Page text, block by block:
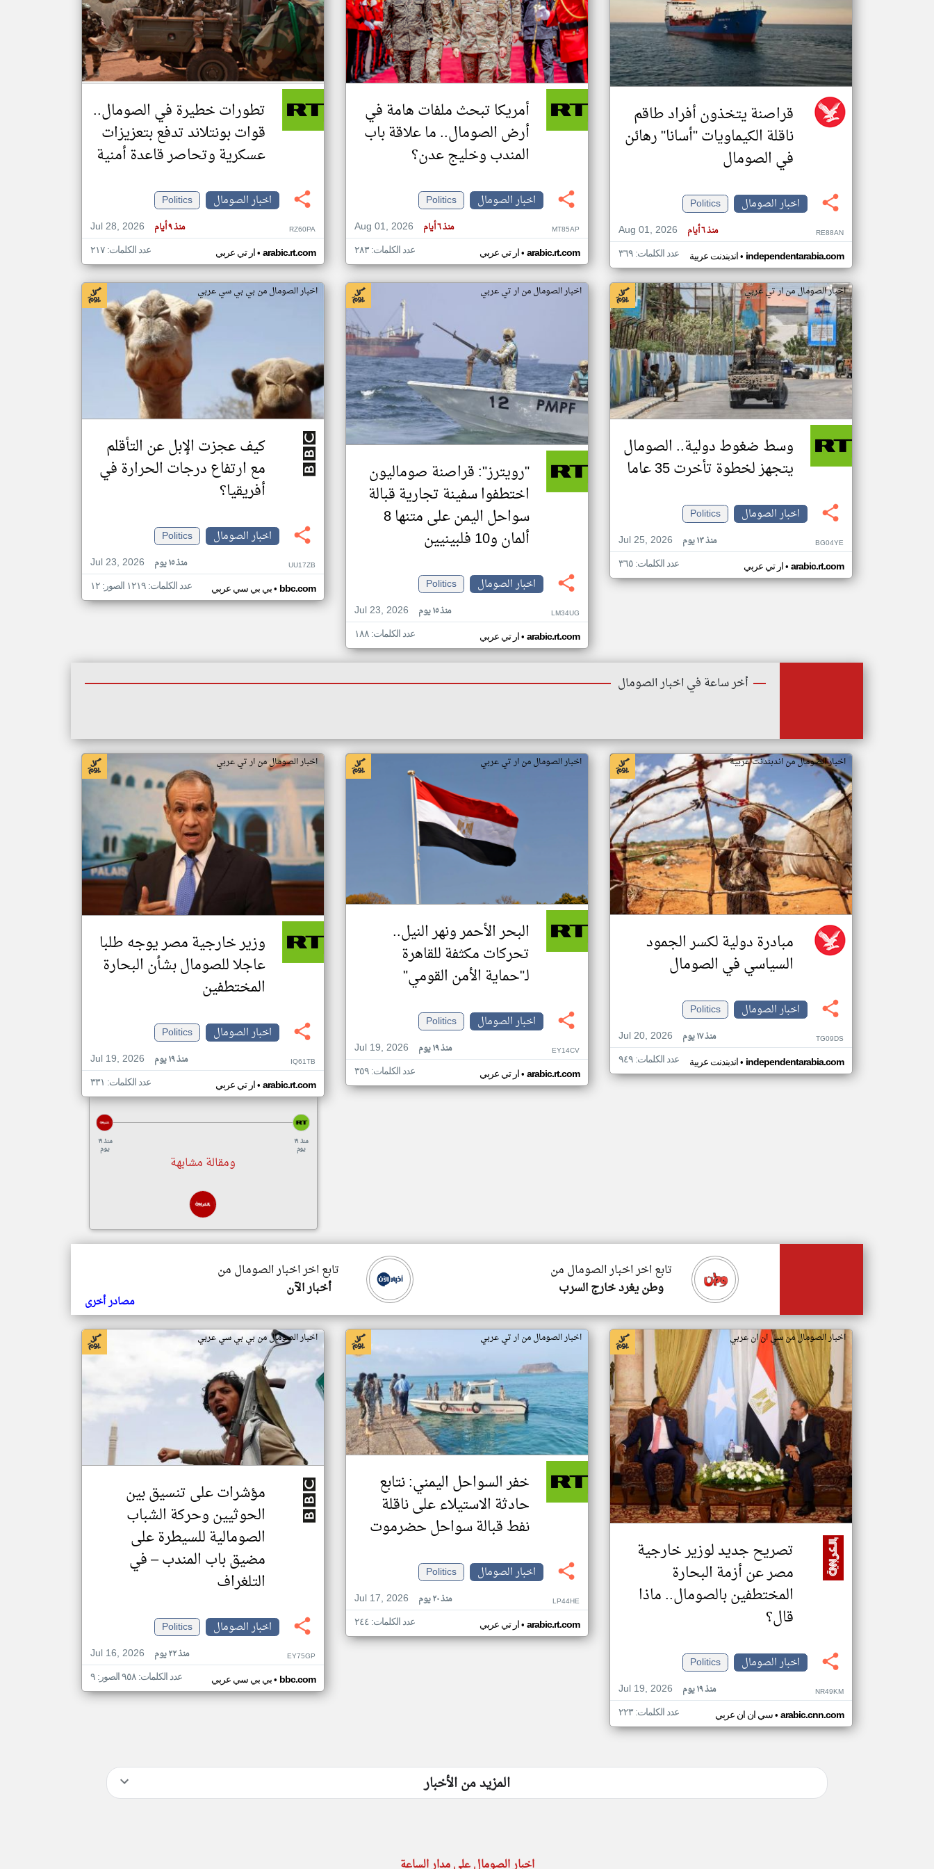
تغيير الدولة
مصادر الأخبار من الصومال
اخبار الصومال على مدار الساعة
أهم اخبار الصومال العاجلة والمباشرة
قراصنة يتخذون أفراد طاقم
ناقلة الكيماويات "أسانا" رهائن
في الصومال
اخبار الصومال
Politics
Aug 01, 2026
منذ ٦ أيام RE88AN
اندبندنت عربية• independentarabia.com عدد الكلمات: ٣٦٩
أمريكا تبحث ملفات هامة في
أرض الصومال.. ما علاقة باب
المندب وخليج عدن؟
اخبار الصومال
Politics
Aug 01, 2026
منذ ٦ أيام MT85AP
ار تي عربي• arabic.rt.com عدد الكلمات: ٢٨٣
تطورات خطيرة في الصومال..
قوات بونتلاند تدفع بتعزيزات
عسكرية وتحاصر قاعدة أمنية
اخبار الصومال
Politics
Jul 28, 2026
منذ ٩ أيام RZ60PA
ار تي عربي• arabic.rt.com عدد الكلمات: ٢١٧
اخبار الصومال من ار تي عربي
وسط ضغوط دولية.. الصومال
يتجهز لخطوة تأخرت 35 عاما
اخبار الصومال
Politics
Jul 25, 2026
منذ ١٣ يوم BG04YE
ار تي عربي• arabic.rt.com عدد الكلمات: ٣٦٥
اخبار الصومال من ار تي عربي
"رويترز": قراصنة صوماليون
اختطفوا سفينة تجارية قبالة
سواحل اليمن على متنها 8
ألمان و10 فلبينيين
اخبار الصومال
Politics
Jul 23, 2026
منذ ١٥ يوم LM34UG
ار تي عربي• arabic.rt.com عدد الكلمات: ١٨٨
اخبار الصومال من بي بي سي عربي
كيف عجزت الإبل عن التأقلم
مع ارتفاع درجات الحرارة في
أفريقيا؟
اخبار الصومال
Politics
Jul 23, 2026
منذ ١٥ يوم UU17ZB
بي بي سي عربي• bbc.com عدد الكلمات: ١٢١٩ الصور: ١٢
أخر ساعة في اخبار الصومال
اخبار الصومال من اندبندنت عربية
مبادرة دولية لكسر الجمود
السياسي في الصومال
اخبار الصومال
Politics
Jul 20, 2026
منذ ١٧ يوم TG09DS
اندبندنت عربية• independentarabia.com عدد الكلمات: ٩٤٩
اخبار الصومال من ار تي عربي
البحر الأحمر ونهر النيل..
تحركات مكثفة للقاهرة
لـ"حماية الأمن القومي"
اخبار الصومال
Politics
Jul 19, 2026
منذ ١٩ يوم EY14CV
ار تي عربي• arabic.rt.com عدد الكلمات: ٣٥٩
اخبار الصومال من ار تي عربي
وزير خارجية مصر يوجه طلبا
عاجلا للصومال بشأن البحارة
المختطفين
اخبار الصومال
Politics
Jul 19, 2026
منذ ١٩ يوم IQ61TB
ار تي عربي• arabic.rt.com عدد الكلمات: ٣٣١
منذ ١٩
يوم
منذ ١٩
يوم
ومقالة مشابهة
تابع اخر اخبار الصومال من
أخبار الآن
تابع اخر اخبار الصومال من
وطن يغرد خارج السرب
مصادر أخرى
اخبار الصومال من سي ان ان عربي
تصريح جديد لوزير خارجية
مصر عن أزمة البحارة
المختطفين بالصومال.. ماذا
قال؟
اخبار الصومال
Politics
Jul 19, 2026
منذ ١٩ يوم NR49KM
سي ان ان عربي• arabic.cnn.com عدد الكلمات: ٢٢٣
اخبار الصومال من ار تي عربي
خفر السواحل اليمني: نتابع
حادثة الاستيلاء على ناقلة
نفط قبالة سواحل حضرموت
اخبار الصومال
Politics
Jul 17, 2026
منذ ٢٠ يوم LP44HE
ار تي عربي• arabic.rt.com عدد الكلمات: ٢٤٤
اخبار الصومال من بي بي سي عربي
مؤشرات على تنسيق بين
الحوثيين وحركة الشباب
الصومالية للسيطرة على
مضيق باب المندب – في
التلغراف
اخبار الصومال
Politics
Jul 16, 2026
منذ ٢٢ يوم EY75GP
بي بي سي عربي• bbc.com عدد الكلمات: ٩٥٨ الصور: ٩
المزيد من الأخبار
klyoum.com